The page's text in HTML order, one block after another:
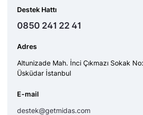
Destek Hattı
0850 241 22 41
Adres
Altunizade Mah. İnci Çıkmazı Sokak
Üsküdar İstanbul
E-mail
destek@getmidas.com